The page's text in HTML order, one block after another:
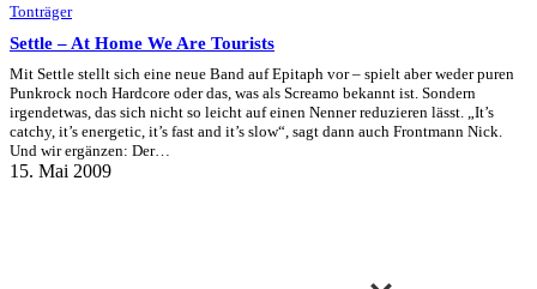
Tonträger
Settle – At Home We Are Tourists
Mit Settle stellt sich eine neue Band auf Epitaph vor – spielt aber weder puren
Punkrock noch Hardcore oder das, was als Screamo bekannt ist. Sondern
irgendetwas, das sich nicht so leicht auf einen Nenner reduzieren lässt. „It’s
catchy, it’s energetic, it’s fast and it’s slow“, sagt dann auch Frontmann Nick.
Und wir ergänzen: Der…
15. Mai 2009